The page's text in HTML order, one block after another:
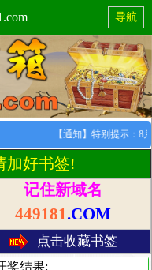
导航
【通知】特别提示：8月1
加好书签!
记住新域名
449181.COM
点击收藏书签